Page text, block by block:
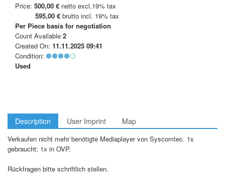
Price: 500,00 € netto excl.19% tax
595,00 € brutto incl. 19% tax
Per Piece basis for negotiation
Count Available 2
Created On: 11.11.2025 09:41
Condition:
Used
Description User Imprint Map
Verkaufen nicht mehr benötigte Mediaplayer von Syscomtec. 1x
gebraucht; 1x in OVP.
Rückfragen bitte schriftlich stellen.